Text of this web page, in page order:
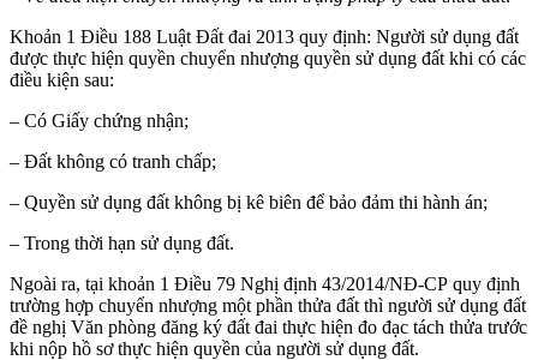
Khoản 1 Điều 188 Luật Đất đai 2013 quy định: Người sử dụng đất
được thực hiện quyền chuyển nhượng quyền sử dụng đất khi có các
điều kiện sau:
– Có Giấy chứng nhận;
– Đất không có tranh chấp;
– Quyền sử dụng đất không bị kê biên để bảo đảm thi hành án;
– Trong thời hạn sử dụng đất.
Ngoài ra, tại khoản 1 Điều 79 Nghị định 43/2014/NĐ-CP quy định
trường hợp chuyển nhượng một phần thửa đất thì người sử dụng đất
đề nghị Văn phòng đăng ký đất đai thực hiện đo đạc tách thửa trước
khi nộp hồ sơ thực hiện quyền của người sử dụng đất.